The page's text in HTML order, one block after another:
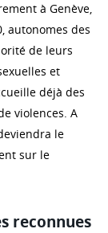
à Genève,
autonomes des
de leurs
et
déjà des
violences. A
le
sur le
reconnues